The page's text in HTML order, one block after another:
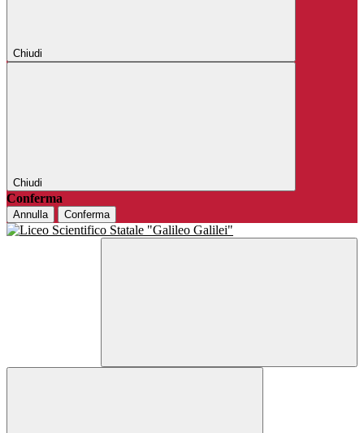
Chiudi
Chiudi
Conferma
Annulla Conferma